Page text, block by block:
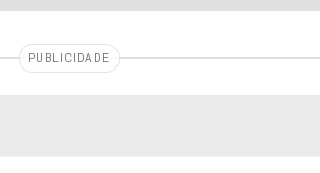
PUBLICIDADE